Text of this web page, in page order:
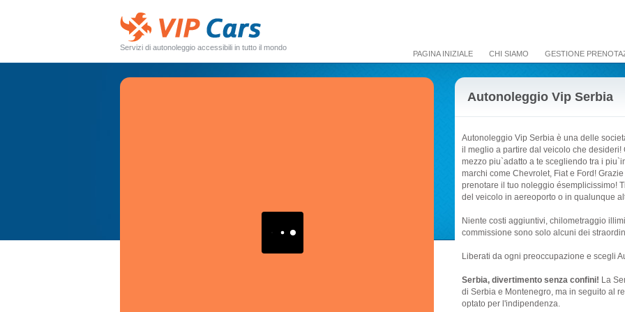
Servizi di autonoleggio accessibili in tutto il mondo
PAGINA INIZIALE CHI SIAMO GESTIONE
Autonoleggio Vip Serbia
Autonoleggio Vip Serbia è una delle
il meglio a partire dal veicolo che desideri!
mezzo piu`adatto a te scegliendo tra i
marchi come Chevrolet, Fiat e Ford!
prenotare il tuo noleggio ésemplicissimo!
del veicolo in aereoporto o in qualunque
Niente costi aggiuntivi, chilometraggio
commissione sono solo alcuni dei
Liberati da ogni preoccupazione e scegli
Serbia, divertimento senza confini! La
di Serbia e Montenegro, ma in seguito al
optato per l'indipendenza.